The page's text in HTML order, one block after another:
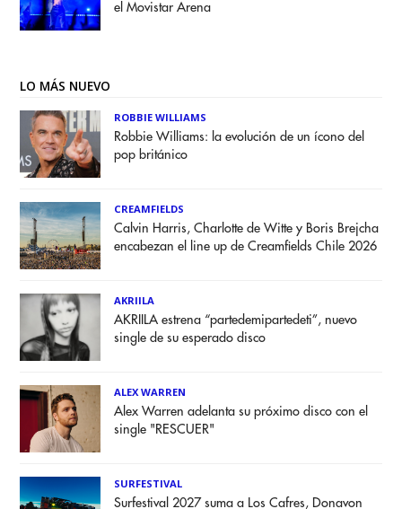
el Movistar Arena
LO MÁS NUEVO
ROBBIE WILLIAMS
Robbie Williams: la evolución de un ícono del
pop británico
CREAMFIELDS
Calvin Harris, Charlotte de Witte y Boris Brejcha
encabezan el line up de Creamfields Chile 2026
AKRIILA
AKRIILA estrena “partedemipartedeti”, nuevo
single de su esperado disco
ALEX WARREN
Alex Warren adelanta su próximo disco con el
single "RESCUER"
SURFESTIVAL
Surfestival 2027 suma a Los Cafres, Donavon